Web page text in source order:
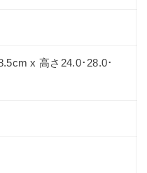
x 高さ24.0･28.0･